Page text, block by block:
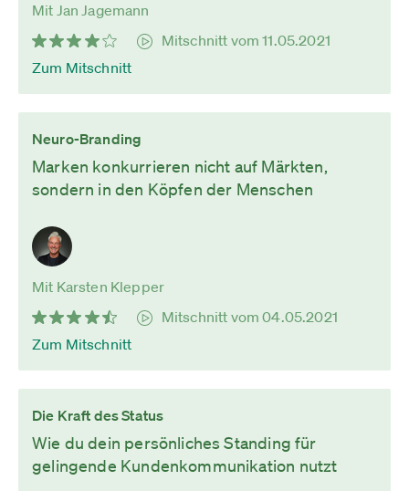
Mit Jan Jagemann
Mitschnitt vom 11.05.2021
Zum Mitschnitt
Neuro-Branding
Marken konkurrieren nicht auf Märkten,
sondern in den Köpfen der Menschen
Mit Karsten Klepper
Mitschnitt vom 04.05.2021
Zum Mitschnitt
Die Kraft des Status
Wie du dein persönliches Standing für
gelingende Kundenkommunikation nutzt